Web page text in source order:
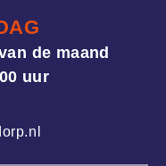
de maand
uur